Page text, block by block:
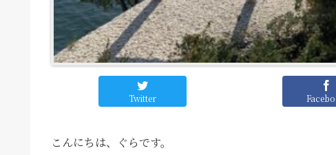
Twitter
こんにちは、ぐらです。